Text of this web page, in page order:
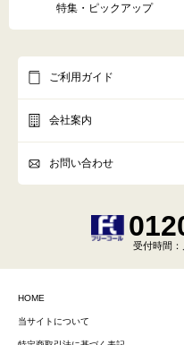
特集・ピックアップ
ご利用ガイド
会社案内
お問い合わせ
受付時間
HOME
当サイトについて